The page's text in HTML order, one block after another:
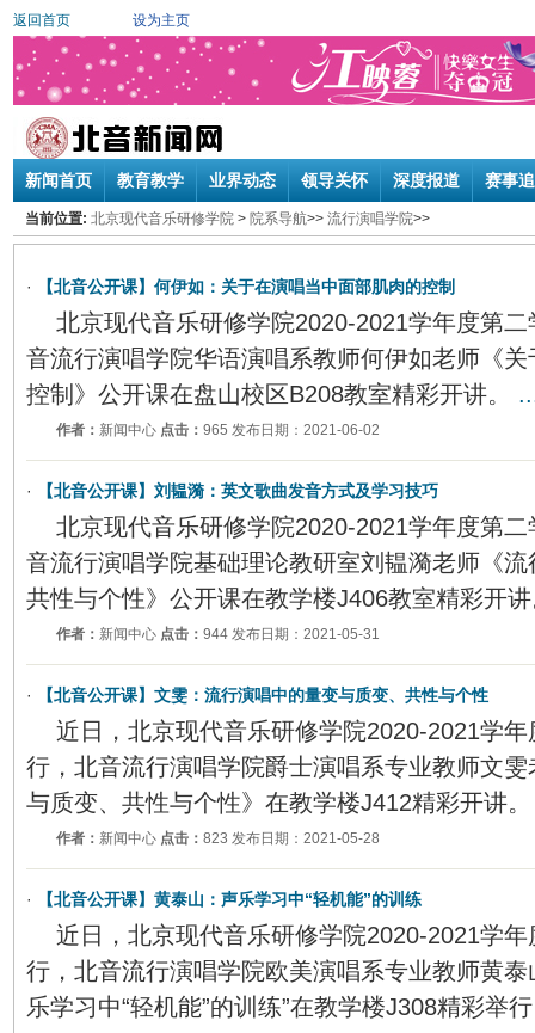
返回首页 设为主页
新闻首页 教育教学 业界动态 领导关怀 深度报道 赛事
当前位置: 北京现代音乐研修学院 > 院系导航>> 流行演唱学院>>
· 【北音公开课】何伊如：关于在演唱当中面部肌肉的控制
北京现代音乐研修学院2020-2021学年度第
音流行演唱学院华语演唱系教师何伊如老师《
控制》公开课在盘山校区B208教室精彩开讲。
作者： 新闻中心 点击： 965 发布日期：2021-06-02
· 【北音公开课】刘韫漪：英文歌曲发音方式及学习技巧
北京现代音乐研修学院2020-2021学年度第
音流行演唱学院基础理论教研室刘韫漪老师《
共性与个性》公开课在教学楼J406教室精彩开
作者： 新闻中心 点击： 944 发布日期：2021-05-31
· 【北音公开课】文雯：流行演唱中的量变与质变、共性与个性
近日，北京现代音乐研修学院2020-2021学
行，北音流行演唱学院爵士演唱系专业教师文
与质变、共性与个性》在教学楼J412精彩开讲。
作者： 新闻中心 点击： 823 发布日期：2021-05-28
· 【北音公开课】黄泰山：声乐学习中“轻机能”的训练
近日，北京现代音乐研修学院2020-2021学
行，北音流行演唱学院欧美演唱系专业教师黄泰
乐学习中“轻机能”的训练”在教学楼J308精彩举